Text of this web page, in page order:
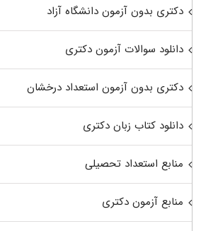
دکتری بدون آزمون دانشگاه آزاد
دانلود سوالات آزمون دکتری
دکتری بدون آزمون استعداد درخشان
دانلود کتاب زبان دکتری
منابع استعداد تحصیلی
منابع آزمون دکتری